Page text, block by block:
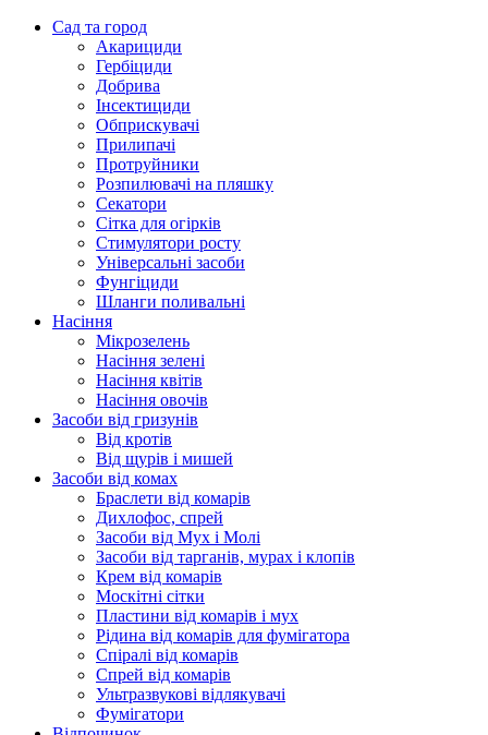
Сад та город
Акарициди
Гербіциди
Добрива
Інсектициди
Обприскувачі
Прилипачі
Протруйники
Розпилювачі на пляшку
Секатори
Сітка для огірків
Стимулятори росту
Універсальні засоби
Фунгіциди
Шланги поливальні
Насіння
Мікрозелень
Насіння зелені
Насіння квітів
Насіння овочів
Засоби від гризунів
Від кротів
Від щурів і мишей
Засоби від комах
Браслети від комарів
Дихлофос, спрей
Засоби від Мух і Молі
Засоби від тарганів, мурах і клопів
Крем від комарів
Москітні сітки
Пластини від комарів і мух
Рідина від комарів для фумігатора
Спіралі від комарів
Спрей від комарів
Ультразвукові відлякувачі
Фумігатори